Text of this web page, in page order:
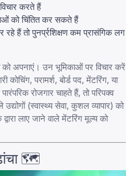
करते हैं
को चिंतित कर सकते हैं
रहे हैं तो पुनर्प्रशिक्षण कम प्रासंगिक लग
को अपनाएं। उन भूमिकाओं पर विचार करें
कोचिंग, परामर्श, बोर्ड पद, मेंटरिंग, या
रोजगार चाहते हैं, तो परिपक्व
उद्योगों (स्वास्थ्य सेवा, कुशल व्यापार) को
लाए जाने वाले मेंटरिंग मूल्य को
🗺️